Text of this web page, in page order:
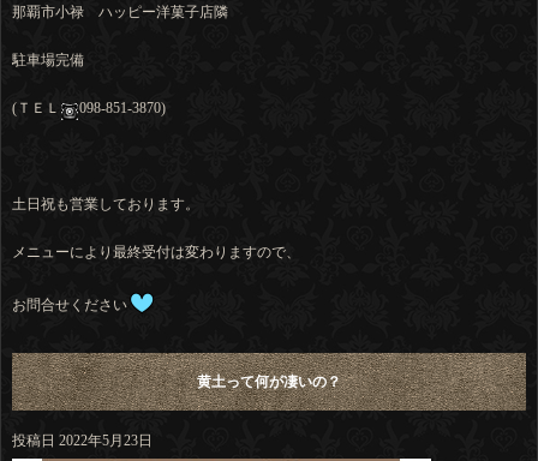
那覇市小禄 ハッピー洋菓子店隣
駐車場完備
(ＴＥＬ 098-851-3870)
土日祝も営業しております。
メニューにより最終受付は変わりますので、
お問合せください
黄土って何が凄いの？
投稿日 2022年5月23日